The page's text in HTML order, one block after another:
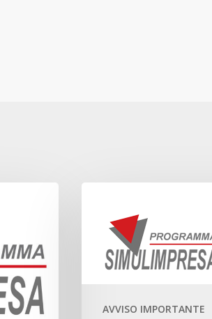
AVVISO IMPORTANTE
ANNUALE
ONLINE
FORMATORI-
Novità